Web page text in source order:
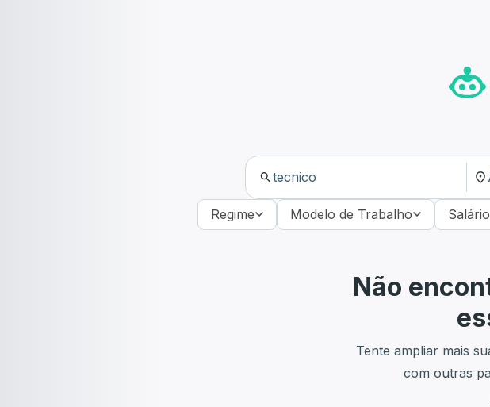
Regime Modelo de Trabalho Salário
Não
Tente ampliar mais
com outras